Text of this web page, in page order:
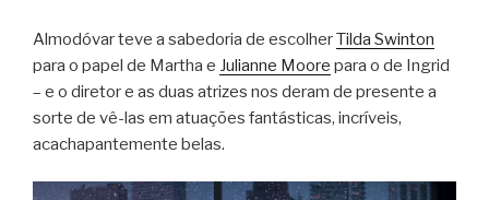
Almodóvar teve a sabedoria de escolherTilda Swinton
para o papel de Martha e Julianne Moore para o de Ingrid
– e o diretor e as duas atrizes nos deram de presente a
sorte de vê-las em atuações fantásticas, incríveis,
acachapantemente belas.